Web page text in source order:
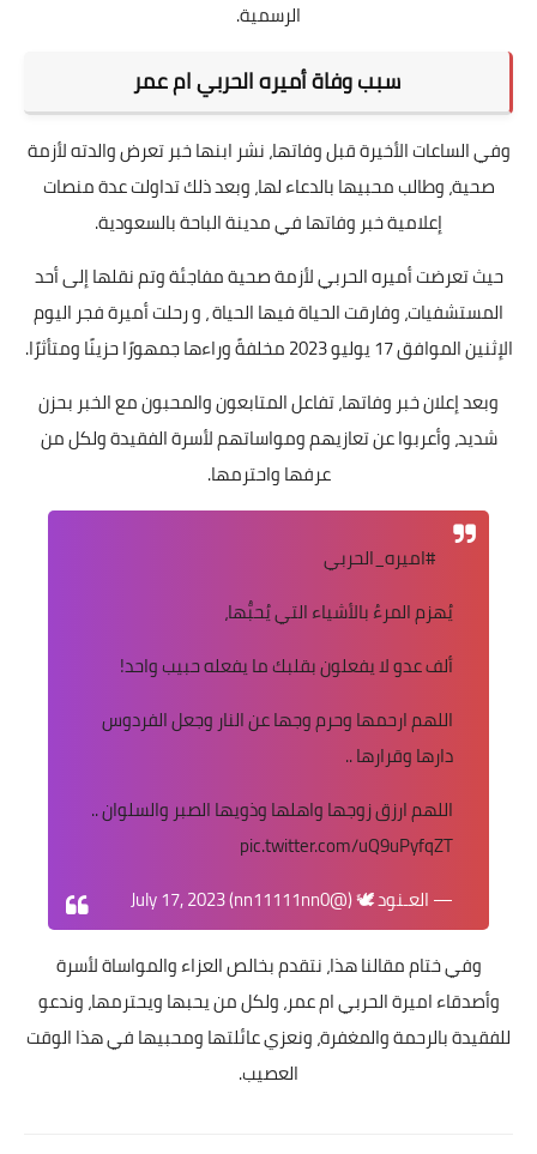
الرسمية.
سبب وفاة أميره الحربي ام عمر
وفي الساعات الأخيرة قبل وفاتها، نشر ابنها خبر تعرض والدته لأزمة
صحية، وطالب محبيها بالدعاء لها، وبعد ذلك تداولت عدة منصات
إعلامية خبر وفاتها في مدينة الباحة بالسعودية.
حيث تعرضت أميره الحربي لأزمة صحية مفاجئة وتم نقلها إلى أحد
المستشفيات، وفارقت الحياة فيها الحياة ، و رحلت أميرة فجر اليوم
الإثنين الموافق 17 يوليو 2023 مخلفةً وراءها جمهورًا حزينًا ومتأثرًا.
وبعد إعلان خبر وفاتها، تفاعل المتابعون والمحبون مع الخبر بحزن
شديد، وأعربوا عن تعازيهم ومواساتهم لأسرة الفقيدة ولكل من
عرفها واحترمها.
#اميره_الحربي
يُهزم المرءُ بالأشياء التي يُحبُّها،
ألف عدو لا يفعلون بقلبك ما يفعله حبيب واحد!
اللهم ارحمها وحرم وجها عن النار وجعل الفردوس
دارها وقرارها ..
اللهم ارزق زوجها واهلها وذويها الصبر والسلوان ..
pic.twitter.com/uQ9uPyfqZT
— العـنود 🕊️ (@nn11111nn0)
July 17, 2023
وفي ختام مقالنا هذا، نتقدم بخالص العزاء والمواساة لأسرة
وأصدقاء اميرة الحربي ام عمر، ولكل من يحبها ويحترمها، وندعو
للفقيدة بالرحمة والمغفرة، ونعزي عائلتها ومحبيها في هذا الوقت
العصيب.